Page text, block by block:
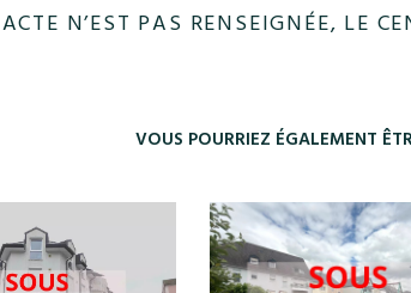
N’EST PAS RENSEIGNÉE, LE
VOUS POURRIEZ ÉGALEMENT